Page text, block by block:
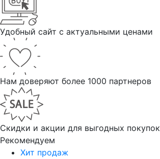
Удобный сайт с актуальными ценами
Нам доверяют более 1000 партнеров
Скидки и акции для выгодных покупок
Рекомендуем
Хит продаж